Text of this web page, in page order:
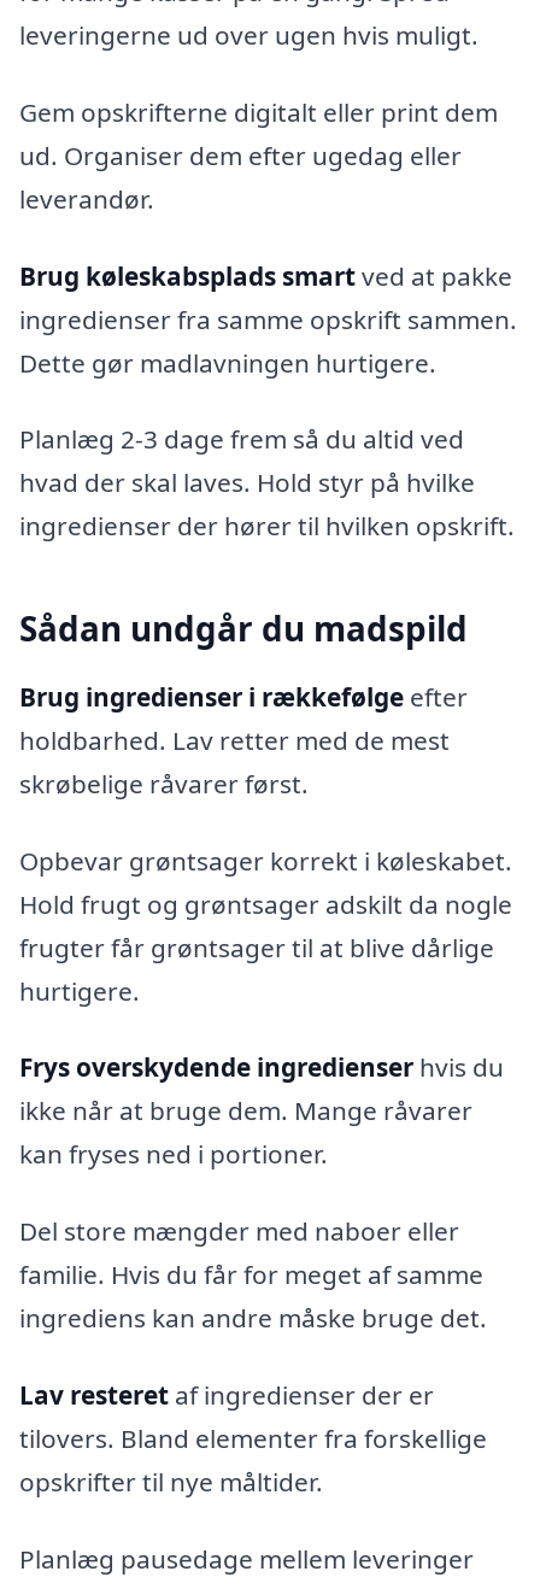
leveringerne ud over ugen hvis muligt.
Gem opskrifterne digitalt eller print dem
ud. Organiser dem efter ugedag eller
leverandør.
Brug køleskabsplads smartved at pakke
ingredienser fra samme opskrift sammen.
Dette gør madlavningen hurtigere.
Planlæg 2-3 dage frem så du altid ved
hvad der skal laves. Hold styr på hvilke
ingredienser der hører til hvilken opskrift.
Sådan undgår du madspild
Brug ingredienser i rækkefølge efter
holdbarhed. Lav retter med de mest
skrøbelige råvarer først.
Opbevar grøntsager korrekt i køleskabet.
Hold frugt og grøntsager adskilt da nogle
frugter får grøntsager til at blive dårlige
hurtigere.
Frys overskydende ingredienser hvis du
ikke når at bruge dem. Mange råvarer
kan fryses ned i portioner.
Del store mængder med naboer eller
familie. Hvis du får for meget af samme
ingrediens kan andre måske bruge det.
Lav resteret af ingredienser der er
tilovers. Bland elementer fra forskellige
opskrifter til nye måltider.
Planlæg pausedage mellem leveringer